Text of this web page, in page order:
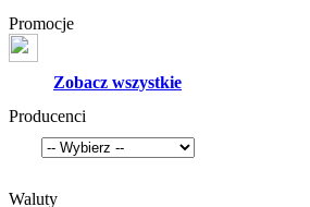
Promocje
Zobacz wszystkie
Producenci
Waluty